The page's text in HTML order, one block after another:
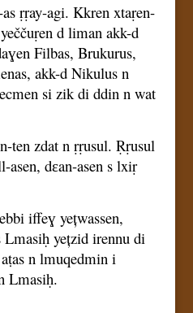
ṛṛay-agi. Kkren xtaṛen-
d liman akk-d
Filbas, Brukurus,
akk-d Nikulus n
si zik di ddin n wat
ten zdat n ṛṛusul. Ṛṛusul
asen, dɛan-asen s lxiṛ
iffeɣ yețwassen,
yețzid irennu di
n lmuqedmin i
Lmasiḥ.